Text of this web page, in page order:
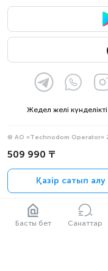
Басты бет Санаттар
509 990 ₸
Қазір сатып алу
Жедел желі
© АО «Technodom Operator»
Біз қабылдаймыз:
Құпиялылық саясаты